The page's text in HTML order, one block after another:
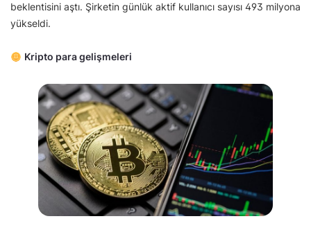
beklentisini aştı. Şirketin günlük aktif kullanıcı sayısı 493 milyona
yükseldi.
Kripto para gelişmeleri